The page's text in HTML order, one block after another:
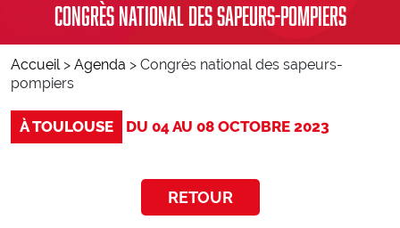
Documents officiels
Supports de communication
SAUVER
Incendies
Intoxications
Congrès national des sapeurs-pompiers
Accueil> Agenda > Congrès national des sapeurs-
pompiers
À TOULOUSE DU 04AU 08 OCTOBRE 2023
RETOUR